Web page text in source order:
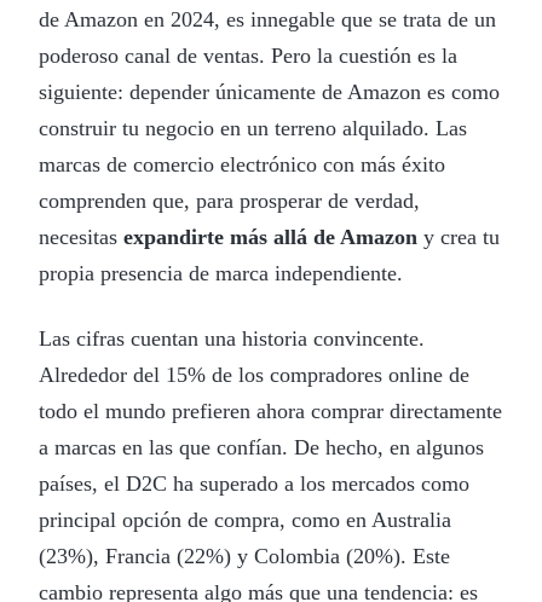
de Amazon en 2024, es innegable que se trata de un
poderoso canal de ventas. Pero la cuestión es la
siguiente: depender únicamente de Amazon es como
construir tu negocio en un terreno alquilado. Las
marcas de comercio electrónico con más éxito
comprenden que, para prosperar de verdad,
necesitas expandirte más allá de Amazon y crea tu
propia presencia de marca independiente.
Las cifras cuentan una historia convincente.
Alrededor del 15% de los compradores online de
todo el mundo prefieren ahora comprar directamente
a marcas en las que confían. De hecho, en algunos
países, el D2C ha superado a los mercados como
principal opción de compra, como en Australia
(23%), Francia (22%) y Colombia (20%). Este
cambio representa algo más que una tendencia: es